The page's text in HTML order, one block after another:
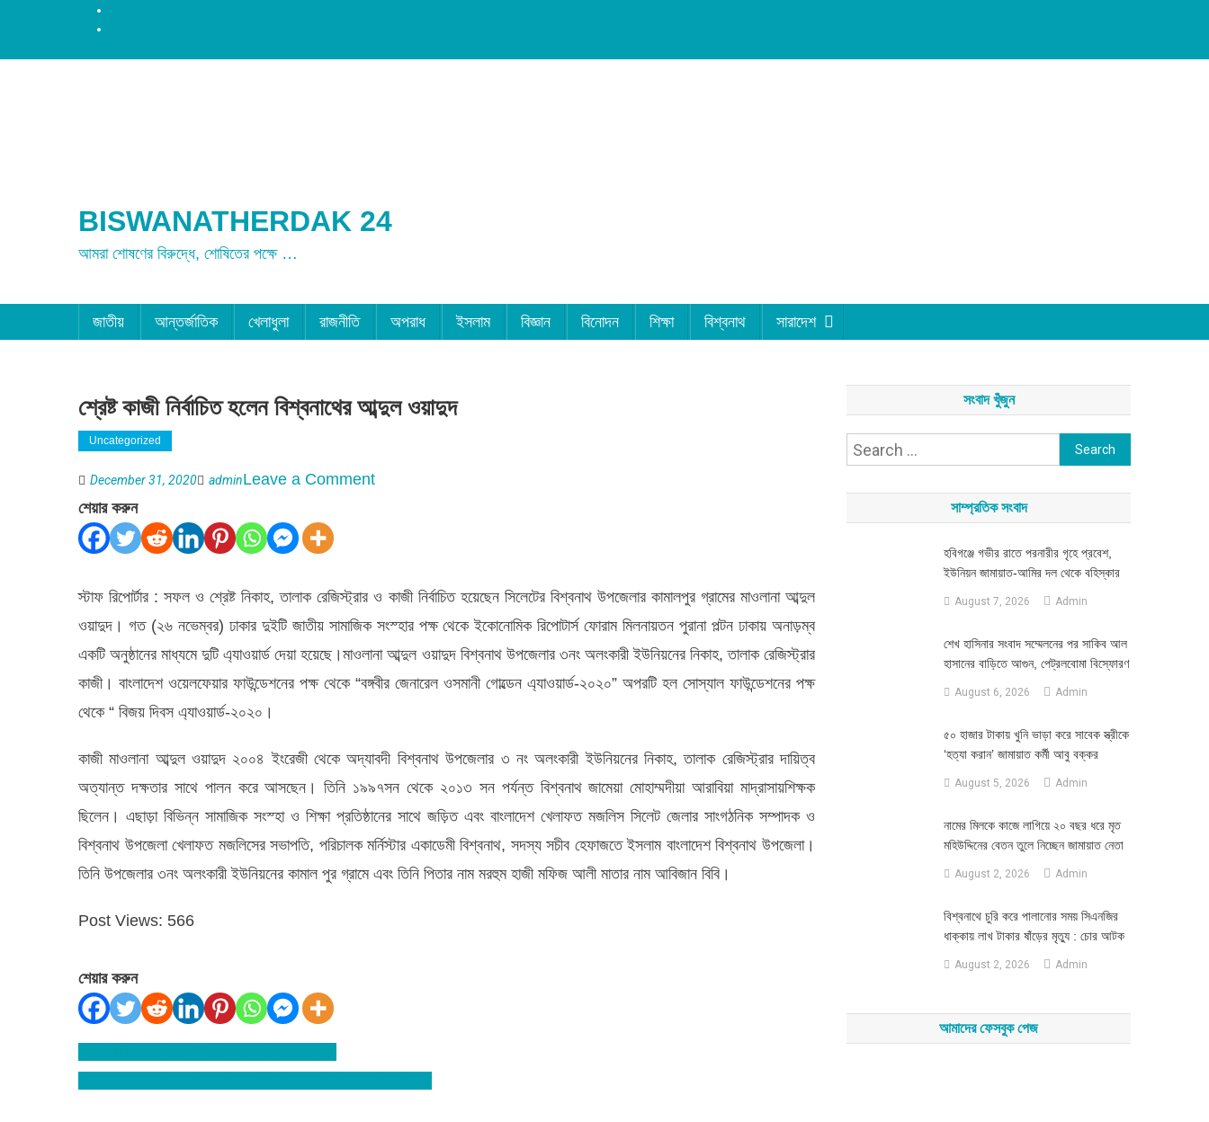
BISWANATHERDAK 24
আমরা শোষণের বিরুদ্ধে, শোষিতের পক্ষে …
জাতীয় আন্তর্জাতিক খেলাধুলা রাজনীতি অপরাধ ইসলাম বিজ্ঞান বিনোদন শিক্ষা বিশ্বনাথ সারাদেশ
শ্রেষ্ট কাজী নির্বাচিত হলেন বিশ্বনাথের আব্দুল ওয়াদুদ
Uncategorized
December 31, 2020 adminLeave a Commenton
হলেন
বিশ্বনাথের
আব্দুল
ওয়াদুদ
শেয়ার করুন
স্টাফ রিপোর্টার : সফল ও শ্রেষ্ট নিকাহ, তালাক রেজিস্ট্রার ও কাজী নির্বাচিত হয়েছেন সিলেটের বিশ্বনাথ উপজেলার কামালপুর গ্রামের মাওলানা আব্দুল
ওয়াদুদ। গত (২৬ নভেম্বর) ঢাকার দুইটি জাতীয় সামাজিক সংস্হার পক্ষ থেকে ইকোনোমিক রিপোটার্স ফোরাম মিলনায়তন পুরানা পল্টন ঢাকায় অনাড়ম্ব
একটি অনুষ্ঠানের মাধ্যমে দুটি এ্যাওয়ার্ড দেয়া হয়েছে।মাওলানা আব্দুল ওয়াদুদ বিশ্বনাথ উপজেলার ৩নং অলংকারী ইউনিয়নের নিকাহ, তালাক রেজিস্ট্রার
কাজী। বাংলাদেশ ওয়েলফেয়ার ফাউন্ডেশনের পক্ষ থেকে “বঙ্গবীর জেনারেল ওসমানী গোল্ডেন এ্যাওয়ার্ড-২০২০” অপরটি হল সোস্যাল ফাউন্ডেশনের পক্ষ
থেকে “ বিজয় দিবস এ্যাওয়ার্ড-২০২০।
কাজী মাওলানা আব্দুল ওয়াদুদ ২০০৪ ইংরেজী থেকে অদ্যাবদী বিশ্বনাথ উপজেলার ৩ নং অলংকারী ইউনিয়নের নিকাহ, তালাক রেজিস্ট্রার দায়িত্ব
অত্যান্ত দক্ষতার সাথে পালন করে আসছেন। তিনি ১৯৯৭সন থেকে ২০১৩ সন পর্যন্ত বিশ্বনাথ জামেয়া মোহাম্মদীয়া আরাবিয়া মাদ্রাসায়শিক্ষক
ছিলেন। এছাড়া বিভিন্ন সামাজিক সংস্হা ও শিক্ষা প্রতিষ্ঠানের সাথে জড়িত এবং বাংলাদেশ খেলাফত মজলিস সিলেট জেলার সাংগঠনিক সম্পাদক ও
বিশ্বনাথ উপজেলা খেলাফত মজলিসের সভাপতি, পরিচালক মর্নিস্টার একাডেমী বিশ্বনাথ, সদস্য সচীব হেফাজতে ইসলাম বাংলাদেশ বিশ্বনাথ উপজেলা।
তিনি উপজেলার ৩নং অলংকারী ইউনিয়নের কামাল পুর গ্রামে এবং তিনি পিতার নাম মরহুম হাজী মফিজ আলী মাতার নাম আবিজান বিবি।
Post Views: 566
শেয়ার করুন
Post
সংবাদ খুঁজুন
Search
সাম্প্রতিক সংবাদ
হবিগঞ্জে গভীর রাতে পরনারীর গৃহে প্রবেশ,
ইউনিয়ন জামায়াত-আমির দল থেকে বহিস্কার
August 7, 2026 Admin
শেখ হাসিনার সংবাদ সম্মেলনের পর সাকিব আল
হাসানের বাড়িতে আগুন, পেট্রলবোমা বিস্ফোরণ
August 6, 2026 Admin
৫০ হাজার টাকায় খুনি ভাড়া করে সাবেক স্ত্রীকে
‘হত্যা করান’ জামায়াত কর্মী আবু বক্কর
August 5, 2026 Admin
নামের মিলকে কাজে লাগিয়ে ২০ বছর ধরে মৃত
মহিউদ্দিনের বেতন তুলে নিচ্ছেন জামায়াত নেতা
August 2, 2026 Admin
‎বিশ্বনাথে চুরি করে পালানোর সময় সিএনজির
ধাক্কায় লাখ টাকার ষাঁড়ের মৃত্যু : চোর আটক
August 2, 2026 Admin
আমাদের ফেসবুক পেজ